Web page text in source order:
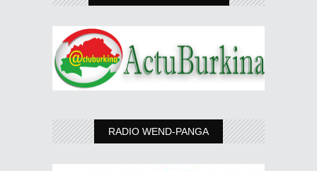
RADIO WEND-PANGA